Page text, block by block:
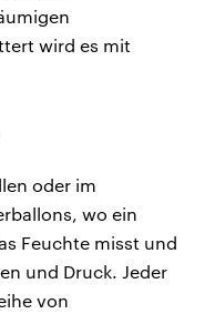
wird es mit
oder im
wo ein
Feuchte misst und
und Druck. Jeder
von